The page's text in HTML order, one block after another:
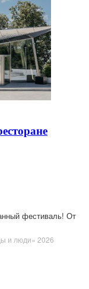
фестиваль! От
и люди» 2026